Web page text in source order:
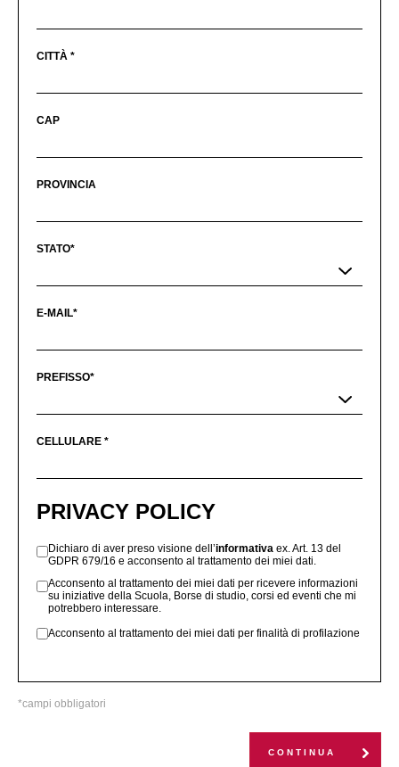
CITTÀ *
CAP
PROVINCIA
STATO*
E-MAIL*
PREFISSO*
CELLULARE *
PRIVACY POLICY
Dichiaro di aver preso visione dell’informativa ex. Art. 13 del
GDPR 679/16 e acconsento al trattamento dei miei dati.
Acconsento al trattamento dei miei dati per ricevere informazioni
su iniziative della Scuola, Borse di studio, corsi ed eventi che mi
potrebbero interessare.
Acconsento al trattamento dei miei dati per finalità di profilazione
*campi obbligatori
CONTINUA